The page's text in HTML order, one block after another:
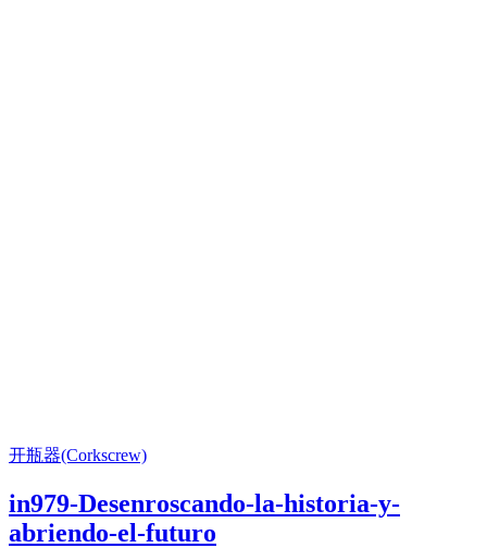
开瓶器(Corkscrew)
in979-Desenroscando-la-historia-y-
abriendo-el-futuro